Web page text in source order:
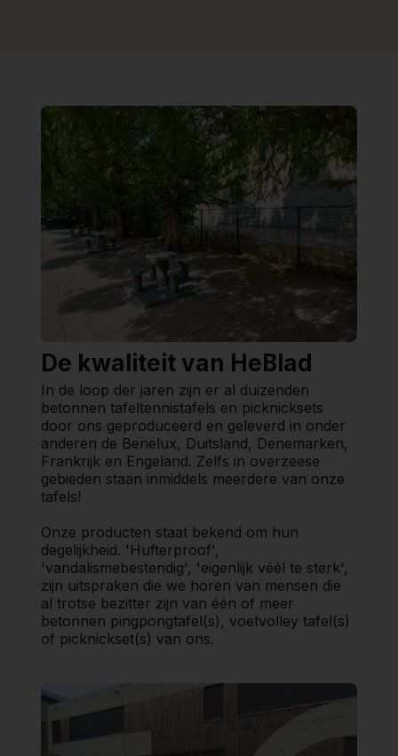
De kwaliteit van HeBlad
In de loop der jaren zijn er al duizenden
betonnen tafeltennistafels en picknicksets
door ons geproduceerd en geleverd in onder
anderen de Benelux, Duitsland, Denemarken,
Frankrijk en Engeland. Zelfs in overzeese
gebieden staan inmiddels meerdere van onze
tafels!
Onze producten staat bekend om hun
degelijkheid. 'Hufterproof',
'vandalismebestendig', 'eigenlijk véél te sterk',
zijn uitspraken die we horen van mensen die
al trotse bezitter zijn van één of meer
betonnen pingpongtafel(s), voetvolley tafel(s)
of picknickset(s) van ons.